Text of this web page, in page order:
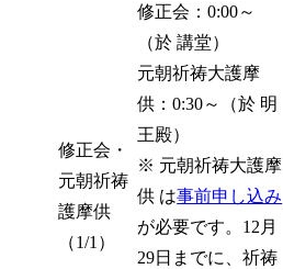
修正会・
元朝祈祷
護摩供
（1/1）
修正会：0:00～
（於 講堂）
元朝祈祷大護摩
供：0:30～（於 明
王殿）
※ 元朝祈祷大護摩
供 は事前申し込み
が必要です。12月
29日までに、祈祷